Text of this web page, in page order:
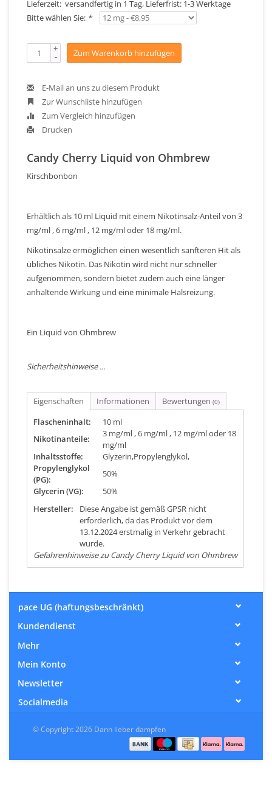
Lieferzeit: versandfertig in 1 Tag, Lieferfrist: 1-3 Werktage
Bitte wählen Sie: *
+
- Zum Warenkorb hinzufügen
E-Mail an uns zu diesem Produkt
Zur Wunschliste hinzufügen
Zum Vergleich hinzufügen
Drucken
Candy Cherry Liquid von Ohmbrew
Kirschbonbon
Erhältlich als 10 ml Liquid mit einem Nikotinsalz-Anteil von 3
mg/ml , 6 mg/ml , 12 mg/ml oder 18 mg/ml.
Nikotinsalze ermöglichen einen wesentlich sanfteren Hit als
übliches Nikotin. Das Nikotin wird nicht nur schneller
aufgenommen, sondern bietet zudem auch eine länger
anhaltende Wirkung und eine minimale Halsreizung.
Ein Liquid von Ohmbrew
Sicherheitshinweise ...
Eigenschaften Informationen Bewertungen (0)
Flascheninhalt:
10 ml
Nikotinanteile:
3 mg/ml , 6 mg/ml , 12 mg/ml oder 18
mg/ml
Inhaltsstoffe:
Glyzerin,Propylenglykol,
Propylenglykol
(PG):
50%
Glycerin (VG):
50%
Hersteller:
Diese Angabe ist gemäß GPSR nicht
erforderlich, da das Produkt vor dem
13.12.2024 erstmalig in Verkehr gebracht
wurde.
Gefahrenhinweise zu Candy Cherry Liquid von Ohmbrew
pace UG (haftungsbeschränkt)
Kundendienst
Mehr
Mein Konto
Newsletter
Socialmedia
© Copyright 2026 Dann lieber dampfen